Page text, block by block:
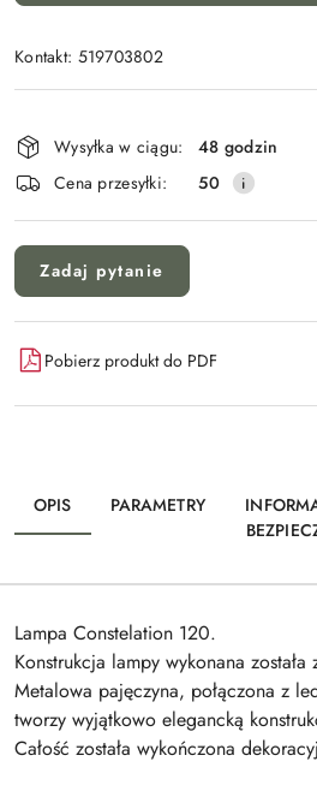
Kontakt: 519703802
i
dostawa
Wysyłka w ciągu:
48 godzin
Cena przesyłki:
50
Zadaj pytanie
Pobierz produkt do PDF
OPIS PARAMETRY
Lampa Constelation 120.
Konstrukcja lampy wykonana
Metalowa pajęczyna, połączona z
tworzy wyjątkowo elegancką
Całość została wykończona